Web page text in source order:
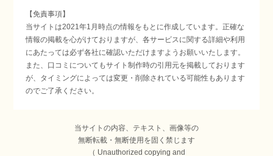
【免責事項】
当サイトは2021年1月時点の情報をもとに作成しています。正確な
情報の掲載を心がけておりますが、各サービスに関する詳細や利用
にあたっては必ず各社に確認いただけますようお願いいたします。
また、口コミについてもサイト制作時の引用元を掲載しております
が、タイミングによっては変更・削除されている可能性もあります
のでご了承ください。
当サイトの内容、テキスト、画像等の
無断転載・無断使用を固く禁じます
（ Unauthorized copying and